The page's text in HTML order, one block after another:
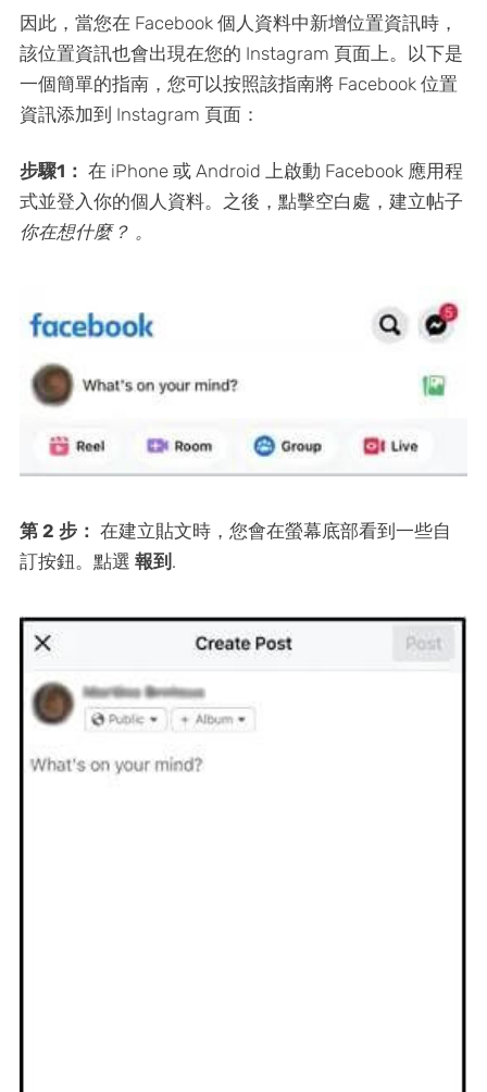
因此，當您在 Facebook 個人資料中新增位置資訊時，
該位置資訊也會出現在您的 Instagram 頁面上。以下是
一個簡單的指南，您可以按照該指南將 Facebook 位置
資訊添加到 Instagram 頁面：
步驟1： 在 iPhone 或 Android 上啟動 Facebook 應用程
式並登入你的個人資料。之後，點擊空白處，建立帖子
你在想什麼？ 。
第 2 步： 在建立貼文時，您會在螢幕底部看到一些自
訂按鈕。點選 報到 .